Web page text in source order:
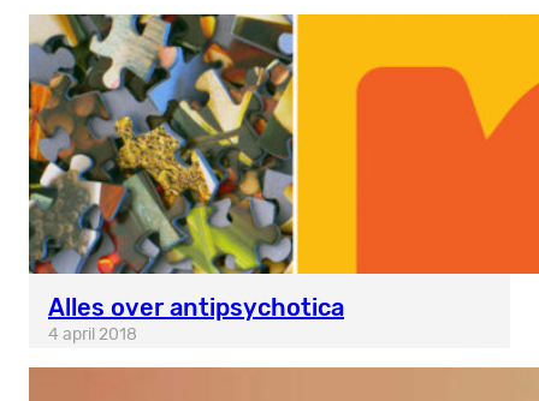
Alles over antipsychotica
4 april 2018